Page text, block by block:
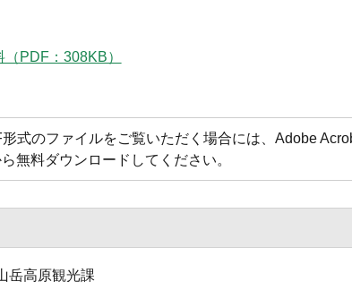
PDF：308KB）
形式のファイルをご覧いただく場合には、Adobe
無料ダウンロードしてください。
岳高原観光課